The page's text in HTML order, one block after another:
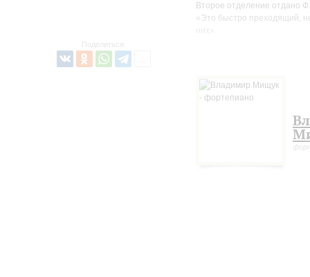
Поделиться:
Второе отделение отдано
«Это быстро преходящий,